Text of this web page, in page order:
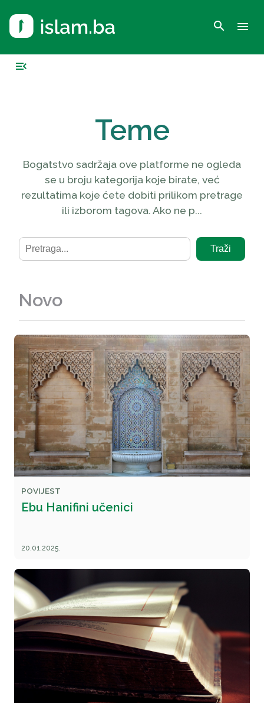
search menu
menu_open
Teme
Bogatstvo sadržaja ove platforme ne ogleda
se u broju kategorija koje birate, već
rezultatima koje ćete dobiti prilikom pretrage
ili izborom tagova. Ako ne p...
Traži
Novo
POVIJEST
Ebu Hanifini učenici
20.01.2025.